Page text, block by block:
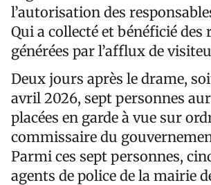
l’autorisation des
Qui a collecté et bénéficié des
générées par l’afflux de
Deux jours après le drame,
avril 2026, sept personnes
placées en garde à vue sur
commissaire du
Parmi ces sept personnes,
agents de police de la mairie